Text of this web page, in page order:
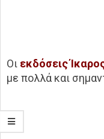
Οι εκδόσεις
με πολλά και